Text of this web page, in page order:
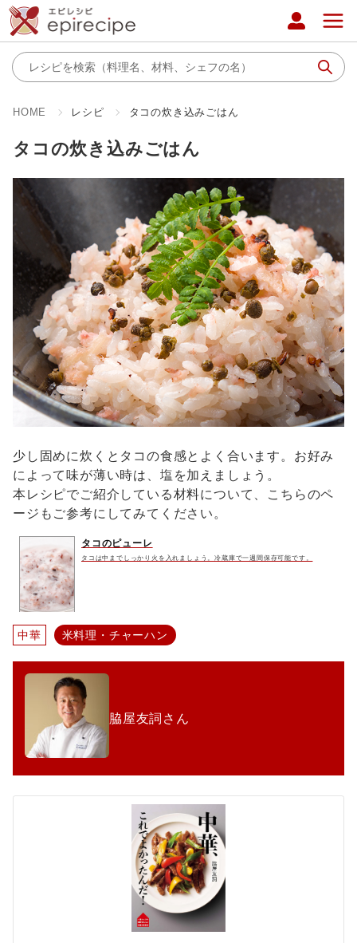
HOME レシピ タコの炊き込みごはん
タコの炊き込みごはん
少し固めに炊くとタコの食感とよく合います。お好み
によって味が薄い時は、塩を加えましょう。
本レシピでご紹介している材料について、こちらのペ
ージもご参考にしてみてください。
タコのピューレ
タコは中までしっかり火を入れましょう。冷蔵庫で一週間保存可能です。
中華 米料理・チャーハン
脇屋友詞さん